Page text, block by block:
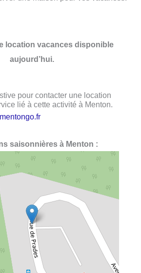
location vacances disponible
aujourd’hui.
pour contacter une location
lié à cette activité à Menton.
saisonnières à Menton :